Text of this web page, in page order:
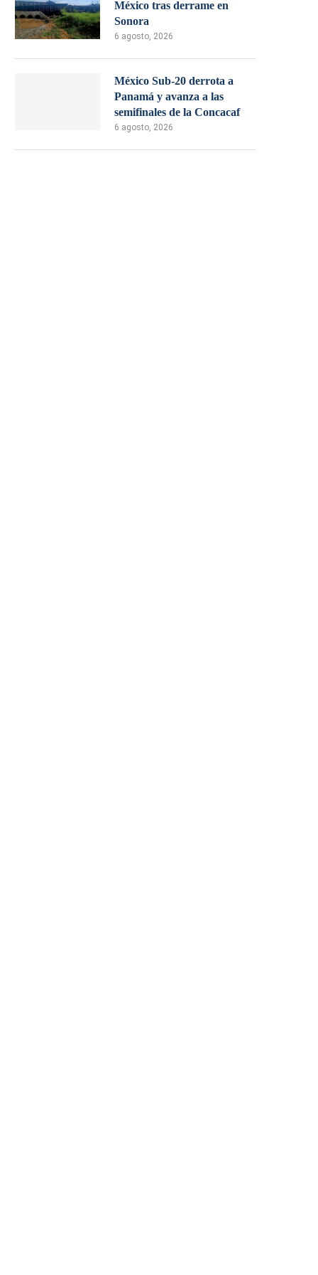
México tras derrame en
Sonora
6 agosto, 2026
México Sub-20 derrota a
Panamá y avanza a las
semifinales de la Concacaf
6 agosto, 2026